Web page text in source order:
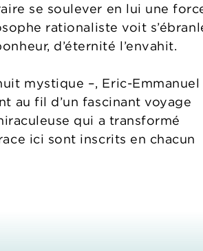
se soulever en lui une
rationaliste voit
d’éternité l’envahit.
mystique –, Eric-Emmanuel
au fil d’un fascinant voyage
qui a transformé
ici sont inscrits en chacun